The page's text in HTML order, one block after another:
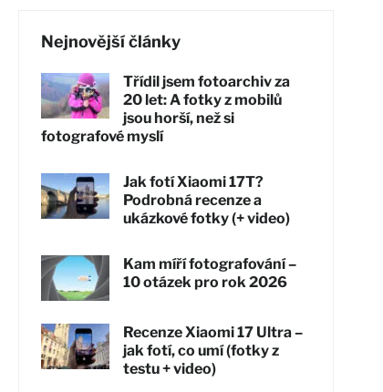
Nejnovější články
Třídil jsem fotoarchiv za
20 let: A fotky z mobilů
jsou horší, než si
fotografové myslí
Jak fotí Xiaomi 17T?
Podrobná recenze a
ukázkové fotky (+ video)
Kam míří fotografování –
10 otázek pro rok 2026
Recenze Xiaomi 17 Ultra –
jak fotí, co umí (fotky z
testu + video)